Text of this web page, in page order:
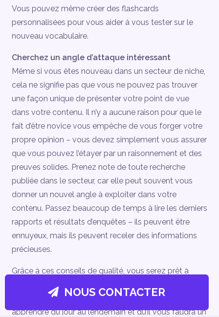
Vous pouvez même créer des flashcards
personnalisées pour vous aider à vous tester sur le
nouveau vocabulaire.
Cherchez un angle d’attaque intéressant
Même si vous êtes nouveau dans un secteur de niche,
cela ne signifie pas que vous ne pouvez pas trouver
une façon unique de présenter votre point de vue
dans votre contenu. Il n’y a aucune raison pour que le
fait d’être novice vous empêche de vous forger votre
propre opinion – vous devez simplement vous assurer
que vous pouvez l’étayer par un raisonnement et des
preuves solides. Prenez note de toute recherche
publiée dans le secteur, car elle peut souvent vous
donner un nouvel angle à exploiter dans votre
contenu. Passez beaucoup de temps à lire les derniers
rapports et résultats d’enquêtes – ils peuvent être
ennuyeux, mais ils peuvent receler des informations
précieuses.
Grâce à ces conseils de qualité, vous serez prêt à
vous attaquer à votre contenu de niche en un rien de
temps. N’oubliez pas que vous ne pourrez pas tout
apprendre du jour au lendemain et qu’il vous faudra un
NOUS CONTACTER